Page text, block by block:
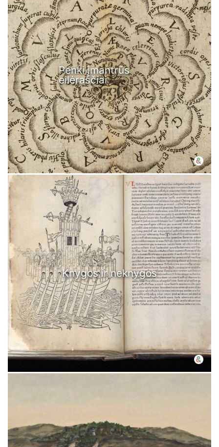
Penki įmantrūs
eilėraščiai
Knygos ir neknygos